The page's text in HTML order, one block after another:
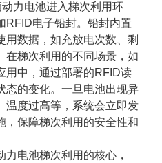
动力电池进入梯次利用环
RFID电子铅封。铅封内置
用数据，如充放电次数、剩
在梯次利用的不同场景，如
用中，通过部署的RFID读
态的变化。一旦电池出现异
温度过高等，系统会立即发
，保障梯次利用的安全性和
电池梯次利用的核心，